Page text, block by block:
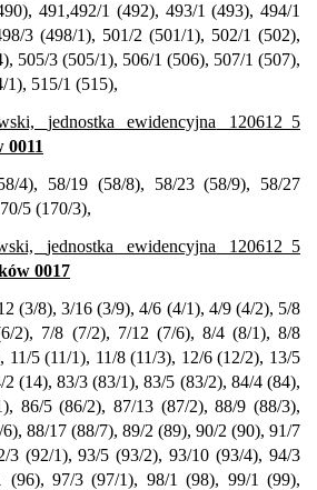
491,492/1 (492), 493/1 (493), 494/1
3 (498/1), 501/2 (501/1), 502/1 (502),
505/3 (505/1), 506/1 (506), 507/1 (507),
1), 515/1 (515),
jednostka ewidencyjna 120612_5
0011
4), 58/19 (58/8), 58/23 (58/9), 58/27
5 (170/3),
jednostka ewidencyjna 120612_5
0017
(3/8), 3/16 (3/9), 4/6 (4/1), 4/9 (4/2), 5/8
2), 7/8 (7/2), 7/12 (7/6), 8/4 (8/1), 8/8
11/5 (11/1), 11/8 (11/3), 12/6 (12/2), 13/5
(14), 83/3 (83/1), 83/5 (83/2), 84/4 (84),
86/5 (86/2), 87/13 (87/2), 88/9 (88/3),
88/17 (88/7), 89/2 (89), 90/2 (90), 91/7
3 (92/1), 93/5 (93/2), 93/10 (93/4), 94/3
(96), 97/3 (97/1), 98/1 (98), 99/1 (99),